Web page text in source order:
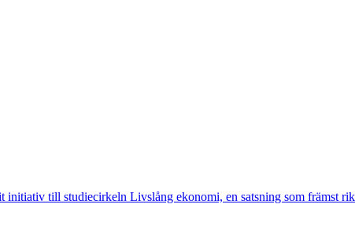
till studiecirkeln Livslång ekonomi, en satsning som främst